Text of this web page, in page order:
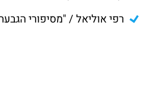
רפי אוליאל / "מסיפורי